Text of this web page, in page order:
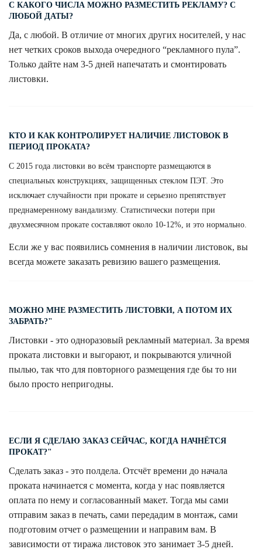
С КАКОГО ЧИСЛА МОЖНО РАЗМЕСТИТЬ РЕКЛАМУ? С
ЛЮБОЙ ДАТЫ?
Да, с любой. В отличие от многих других носителей, у нас
нет четких сроков выхода очередного “рекламного пула”.
Только дайте нам 3-5 дней напечатать и смонтировать
листовки.
КТО И КАК КОНТРОЛИРУЕТ НАЛИЧИЕ ЛИСТОВОК В
ПЕРИОД ПРОКАТА?
С 2015 года листовки во всём транспорте размещаются в
специальных конструкциях, защищенных стеклом ПЭТ. Это
исключает случайности при прокате и серьезно препятствует
преднамеренному вандализму. Статистически потери при
двухмесячном прокате составляют около 10-12%, и это нормально.
Если же у вас появились сомнения в наличии листовок, вы
всегда можете заказать ревизию вашего размещения.
МОЖНО МНЕ РАЗМЕСТИТЬ ЛИСТОВКИ, А ПОТОМ ИХ
ЗАБРАТЬ?"
Листовки - это одноразовый рекламный материал. За время
проката листовки и выгорают, и покрываются уличной
пылью, так что для повторного размещения где бы то ни
было просто непригодны.
ЕСЛИ Я СДЕЛАЮ ЗАКАЗ СЕЙЧАС, КОГДА НАЧНЁТСЯ
ПРОКАТ?"
Сделать заказ - это полдела. Отсчёт времени до начала
проката начинается с момента, когда у нас появляется
оплата по нему и согласованный макет. Тогда мы сами
отправим заказ в печать, сами передадим в монтаж, сами
подготовим отчет о размещении и направим вам. В
зависимости от тиража листовок это занимает 3-5 дней.